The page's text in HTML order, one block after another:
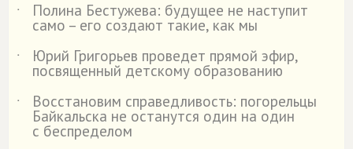
˙
Полина Бестужева: будущее не наступит
само – его создают такие, как мы
˙
Юрий Григорьев проведет прямой эфир,
посвященный детскому образованию
˙
Восстановим справедливость: погорельцы
Байкальска не останутся один на один
с беспределом